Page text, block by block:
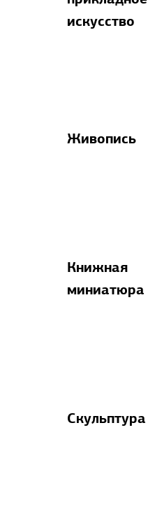
искусство
Живопись
Книжная
миниатюра
Скульптура